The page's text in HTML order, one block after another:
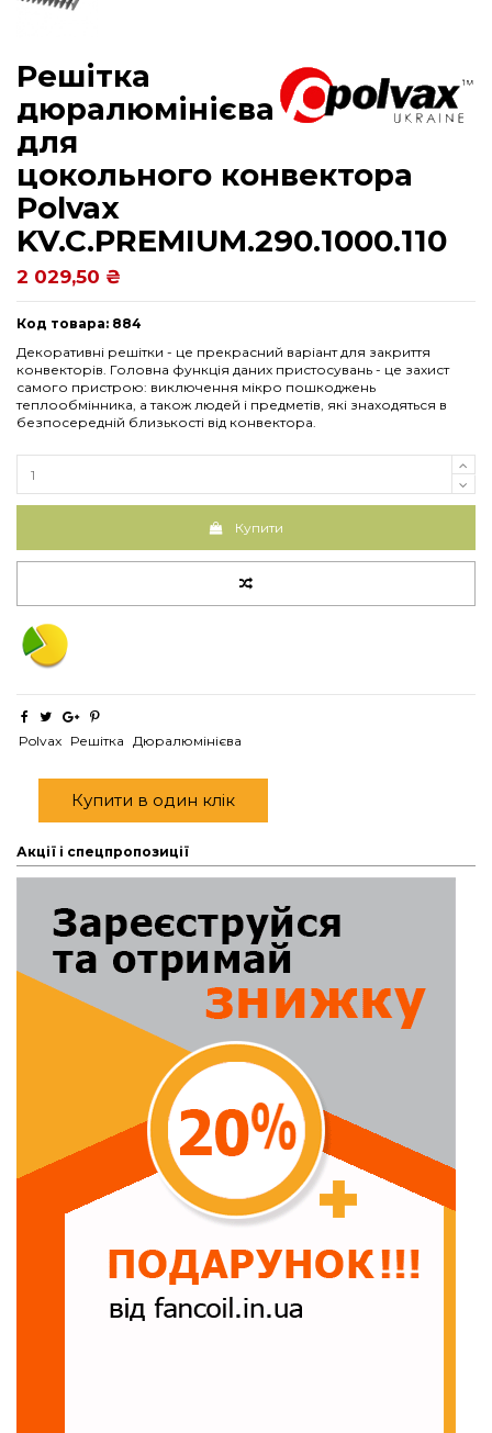
Решітка
дюралюмінієва
для
цокольного конвектора
Рolvax
KV.C.PREMIUM.290.1000.110
2 029,50 ₴
Код товара: 884
Декоративні решітки - це прекрасний варіант для закриття
конвекторів. Головна функція даних пристосувань - це захист
самого пристрою: виключення мікро пошкоджень
теплообмінника, а також людей і предметів, які знаходяться в
безпосередній близькості від конвектора.
Купити
Polvax Решітка Дюралюмінієва
Купити в один клік
Акції і спецпропозиції